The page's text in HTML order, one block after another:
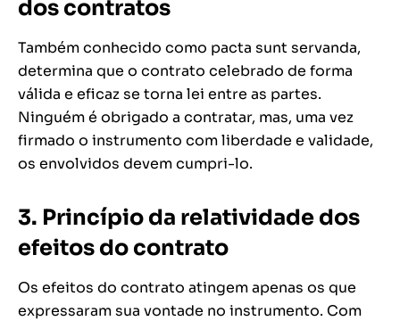
dos contratos
Também conhecido como pacta sunt servanda,
determina que o contrato celebrado de forma
válida e eficaz se torna lei entre as partes.
Ninguém é obrigado a contratar, mas, uma vez
firmado o instrumento com liberdade e validade,
os envolvidos devem cumpri-lo.
3. Princípio da relatividade dos
efeitos do contrato
Os efeitos do contrato atingem apenas os que
expressaram sua vontade no instrumento. Com